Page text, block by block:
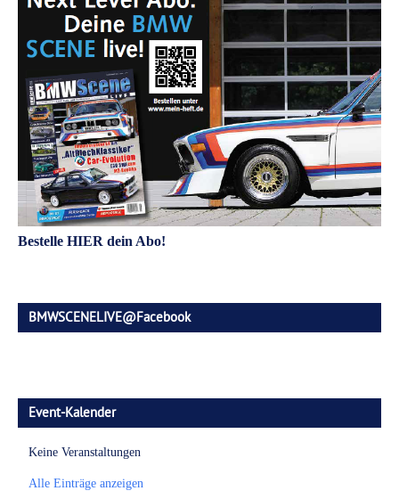
Bestelle HIER dein Abo!
BMWSCENELIVE@Facebook
Event-Kalender
Keine Veranstaltungen
Alle Einträge anzeigen